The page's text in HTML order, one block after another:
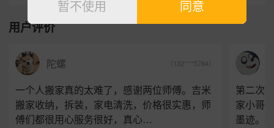
用户评价
陀螺 （132****5784）
一个人搬家真的太难了，感谢两位师傅。吉米
搬家收纳，拆装，家电清洗，价格很实惠，师
傅们都很用心服务很好，真心…
第二次
家小哥
墨迹。
暂不使用 同意